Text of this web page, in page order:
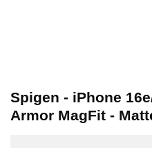
Spigen - iPhone
Armor MagFit -